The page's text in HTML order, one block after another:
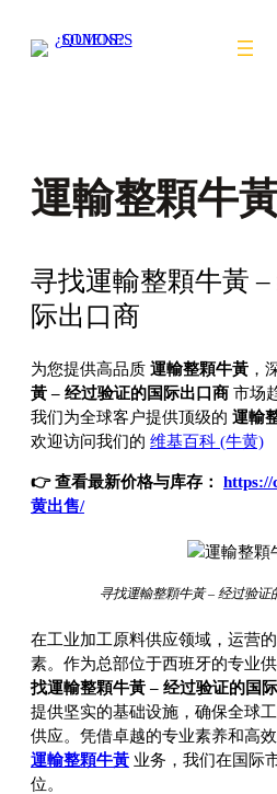
運輸整顆牛
寻找運輸整顆牛黃 –
际出口商
为您提供高品质 運輸整顆牛黃 ，
黃 – 经过验证的国际出口商 市场
我们为全球客户提供顶级的 運輸
欢迎访问我们的 维基百科 (牛黄)
👉 查看最新价格与库存： https://
黄出售/
寻找運輸整顆牛黃 – 经过验证
在工业加工原料供应领域，运营
素。作为总部位于西班牙的专业
找運輸整顆牛黃 – 经过验证的国
提供坚实的基础设施，确保全球
供应。凭借卓越的专业素养和高
運輸整顆牛黃 业务，我们在国际
位。